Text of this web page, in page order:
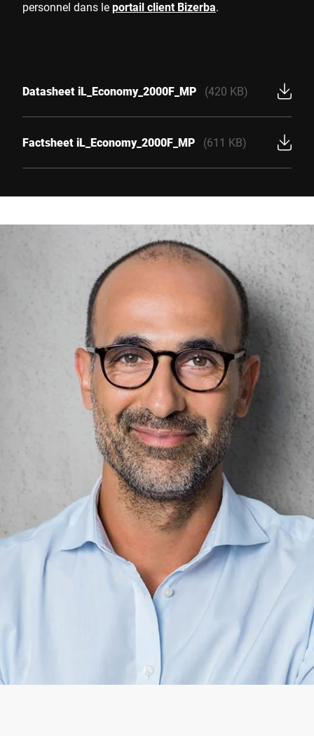
personnel dans leportail client Bizerba.
Datasheet iL_Economy_2000F_MP (420 KB)
Factsheet iL_Economy_2000F_MP (611 KB)